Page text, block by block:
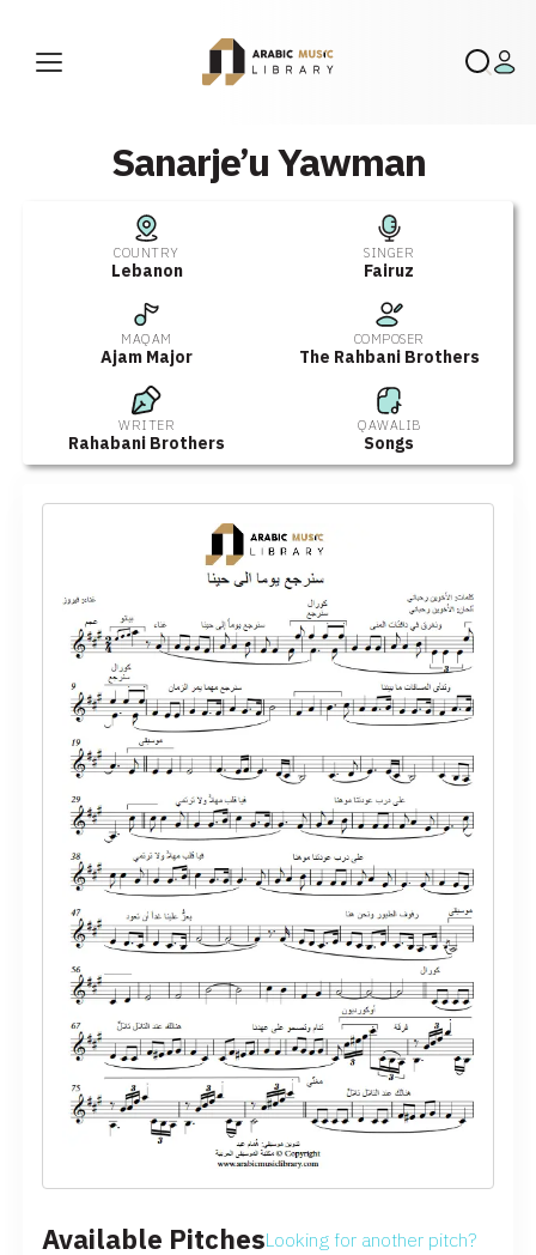
Sanarje’u Yawman
COUNTRY
Lebanon
SINGER
Fairuz
MAQAM
Ajam Major
COMPOSER
The Rahbani Brothers
WRITER
Rahabani Brothers
QAWALIB
Songs
Available PitchesLooking for another pitch?